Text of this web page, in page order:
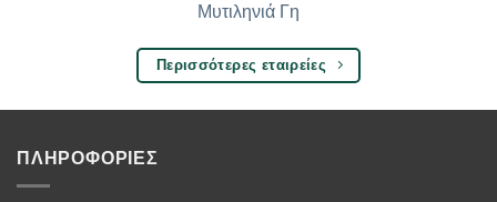
Μυτιληνιά Γη
Περισσότερες εταιρείες
ΠΛΗΡΟΦΟΡΙΕΣ